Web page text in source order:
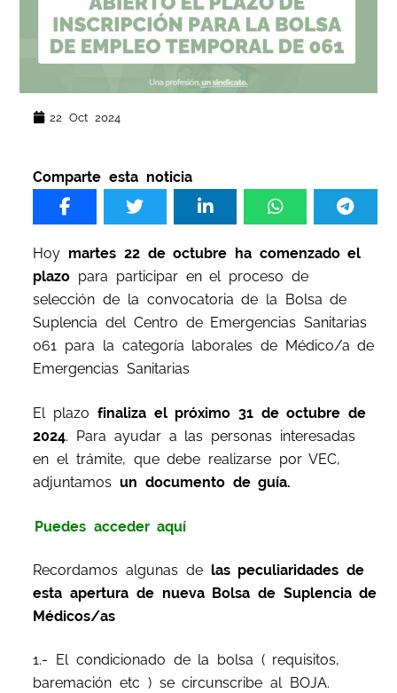
22 Oct 2024
Comparte esta noticia
Hoy martes 22 de octubre ha comenzado el
plazo para participar en el proceso de
selección de la convocatoria de la Bolsa de
Suplencia del Centro de Emergencias Sanitarias
061 para la categoría laborales de Médico/a de
Emergencias Sanitarias
El plazo finaliza el próximo 31 de octubre de
2024. Para ayudar a las personas interesadas
en el trámite, que debe realizarse por VEC,
adjuntamosun documento de guía.
Puedes acceder aquí
Recordamos algunas de las peculiaridades de
esta apertura de nueva Bolsa de Suplencia de
Médicos/as
1.- El condicionado de la bolsa ( requisitos,
baremación etc ) se circunscribe al BOJA.